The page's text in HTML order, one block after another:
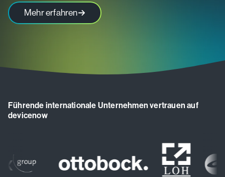
Mehr erfahren
Führende internationale Unternehmen vertrauen auf
devicenow